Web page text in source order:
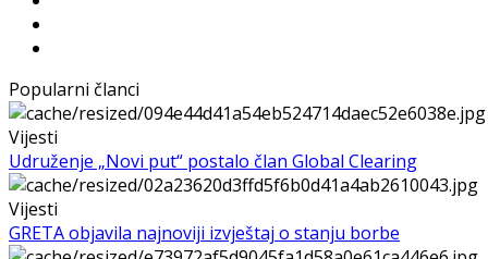
Popularni članci
Vijesti
Udruženje „Novi put“ postalo član Global Clearing
Vijesti
GRETA objavila najnoviji izvještaj o stanju borbe